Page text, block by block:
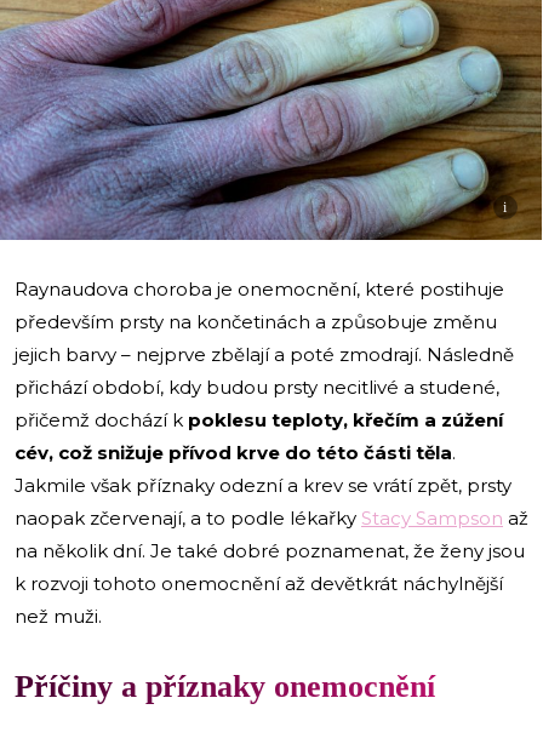
i
Raynaudova choroba je onemocnění, které postihuje
především prsty na končetinách a způsobuje změnu
jejich barvy – nejprve zbělají a poté zmodrají. Následně
přichází období, kdy budou prsty necitlivé a studené,
přičemž dochází k poklesu teploty, křečím a zúžení
cév, což snižuje přívod krve do této části těla.
Jakmile však příznaky odezní a krev se vrátí zpět, prsty
naopak zčervenají, a to podle lékařky Stacy Sampson až
na několik dní. Je také dobré poznamenat, že ženy jsou
k rozvoji tohoto onemocnění až devětkrát náchylnější
než muži.
Příčiny a příznaky onemocnění